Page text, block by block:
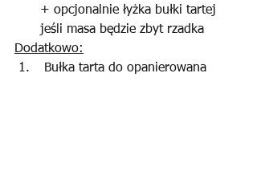
+ opcjonalnie łyżka bułki tartej
jeśli masa będzie zbyt rzadka
Dodatkowo:
Bułka tarta do opanierowana